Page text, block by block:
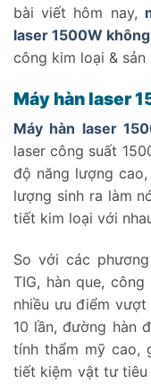
bài viết hôm nay,
laser 1500W
công kim loại &
Máy hàn laser
Máy hàn laser
laser công suất
độ năng lượng
lượng sinh ra làm
tiết kim loại với
So với các
TIG, hàn que,
nhiều ưu điểm
10 lần, đường hàn
tính thẩm mỹ cao,
tiết kiệm vật tư tiêu